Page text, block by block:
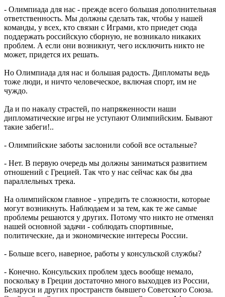
- Олимпиада для нас - прежде всего большая дополнительная
ответственность. Мы должны сделать так, чтобы у нашей
команды, у всех, кто связан с Играми, кто приедет сюда
поддержать российскую сборную, не возникало никаких
проблем. А если они возникнут, чего исключить никто не
может, придется их решать.
Но Олимпиада для нас и большая радость. Дипломаты ведь
тоже люди, и ничто человеческое, включая спорт, им не
чуждо.
Да и по накалу страстей, по напряженности наши
дипломатические игры не уступают Олимпийским. Бывают
такие забеги!..
- Олимпийские заботы заслонили собой все остальные?
- Нет. В первую очередь мы должны заниматься развитием
отношений с Грецией. Так что у нас сейчас как бы два
параллельных трека.
На олимпийском главное - упредить те сложности, которые
могут возникнуть. Наблюдаем и за тем, как те же самые
проблемы решаются у других. Потому что никто не отменял
нашей основной задачи - соблюдать спортивные,
политические, да и экономические интересы России.
- Больше всего, наверное, работы у консульской службы?
- Конечно. Консульских проблем здесь вообще немало,
поскольку в Греции достаточно много выходцев из России,
Беларуси и других пространств бывшего Советского Союза.